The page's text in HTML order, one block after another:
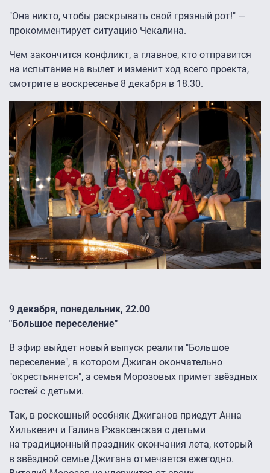
"Она никто, чтобы раскрывать свой грязный рот!" —
прокомментирует ситуацию Чекалина.
Чем закончится конфликт, а главное, кто отправится
на испытание на вылет и изменит ход всего проекта,
смотрите в воскресенье 8 декабря в 18.30.
9 декабря, понедельник, 22.00
"Большое переселение"
В эфир выйдет новый выпуск реалити "Большое
переселение", в котором Джиган окончательно
"окрестьянется", а семья Морозовых примет звёздных
гостей с детьми.
Так, в роскошный особняк Джиганов приедут Анна
Хилькевич и Галина Ржаксенская с детьми
на традиционный праздник окончания лета, который
в звёздной семье Джигана отмечается ежегодно.